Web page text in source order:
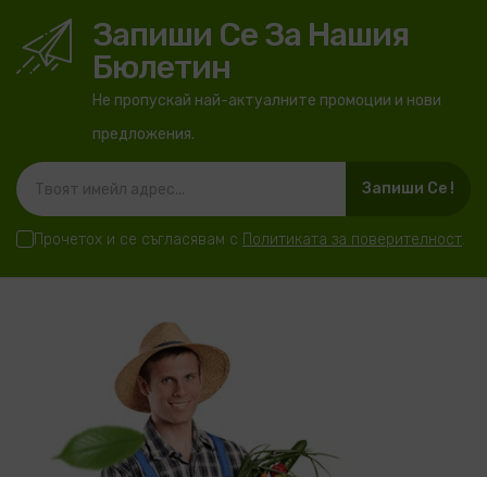
Запиши Се За Нашия
Бюлетин
Не пропускай най-актуалните промоции и нови
предложения.
Запиши Се !
Прочетох и се съгласявам с Политиката за поверителност.